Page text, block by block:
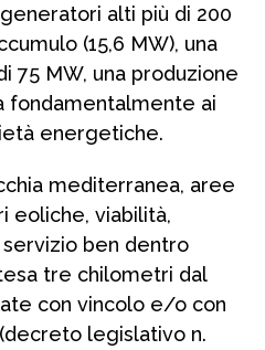
alti più di 200
(15,6 MW), una
75 MW, una produzione
fondamentalmente ai
energetiche.
mediterranea, aree
eoliche, viabilità,
ben dentro
tre chilometri dal
con vincolo e/o con
legislativo n.